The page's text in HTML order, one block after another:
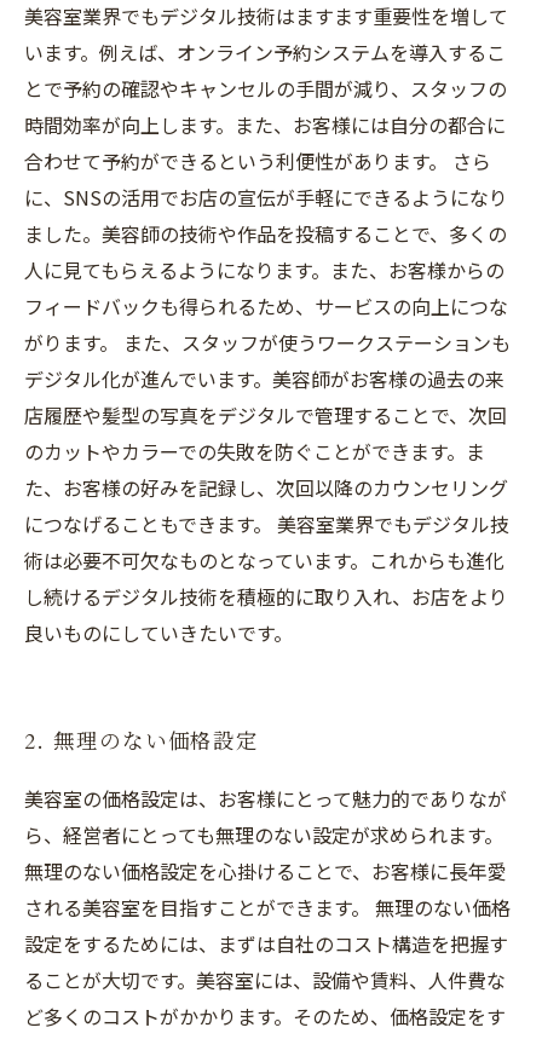
美容室業界でもデジタル技術はますます重要性を増して
います。例えば、オンライン予約システムを導入するこ
とで予約の確認やキャンセルの手間が減り、スタッフの
時間効率が向上します。また、お客様には自分の都合に
合わせて予約ができるという利便性があります。 さら
に、SNSの活用でお店の宣伝が手軽にできるようになり
ました。美容師の技術や作品を投稿することで、多くの
人に見てもらえるようになります。また、お客様からの
フィードバックも得られるため、サービスの向上につな
がります。 また、スタッフが使うワークステーションも
デジタル化が進んでいます。美容師がお客様の過去の来
店履歴や髪型の写真をデジタルで管理することで、次回
のカットやカラーでの失敗を防ぐことができます。ま
た、お客様の好みを記録し、次回以降のカウンセリング
につなげることもできます。 美容室業界でもデジタル技
術は必要不可欠なものとなっています。これからも進化
し続けるデジタル技術を積極的に取り入れ、お店をより
良いものにしていきたいです。
2. 無理のない価格設定
美容室の価格設定は、お客様にとって魅力的でありなが
ら、経営者にとっても無理のない設定が求められます。
無理のない価格設定を心掛けることで、お客様に長年愛
される美容室を目指すことができます。 無理のない価格
設定をするためには、まずは自社のコスト構造を把握す
ることが大切です。美容室には、設備や賃料、人件費な
ど多くのコストがかかります。そのため、価格設定をす